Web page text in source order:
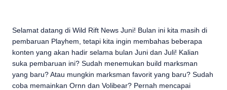
Selamat datang di Wild Rift News Juni! Bulan ini kita masih di
pembaruan Playhem, tetapi kita ingin membahas beberapa
konten yang akan hadir selama bulan Juni dan Juli! Kalian
suka pembaruan ini? Sudah menemukan build marksman
yang baru? Atau mungkin marksman favorit yang baru? Sudah
coba memainkan Ornn dan Volibear? Pernah mencapai